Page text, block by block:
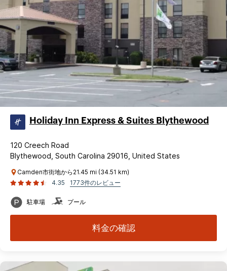
Holiday Inn Express & Suites Blythewood
120 Creech Road
Blythewood, South Carolina 29016, United States
Camden市街地から21.45 mi (34.51 km)
4.35
1773件のレビュー
駐車場 プール
料金の確認